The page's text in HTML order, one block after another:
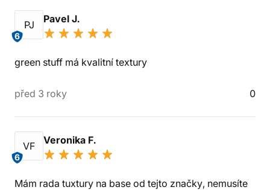
PJ
6
Pavel J.
green stuff má kvalitní textury
před 3 roky 0
VF
6
Veronika F.
Mám rada tuxtury na base od tejto značky, nemusíte